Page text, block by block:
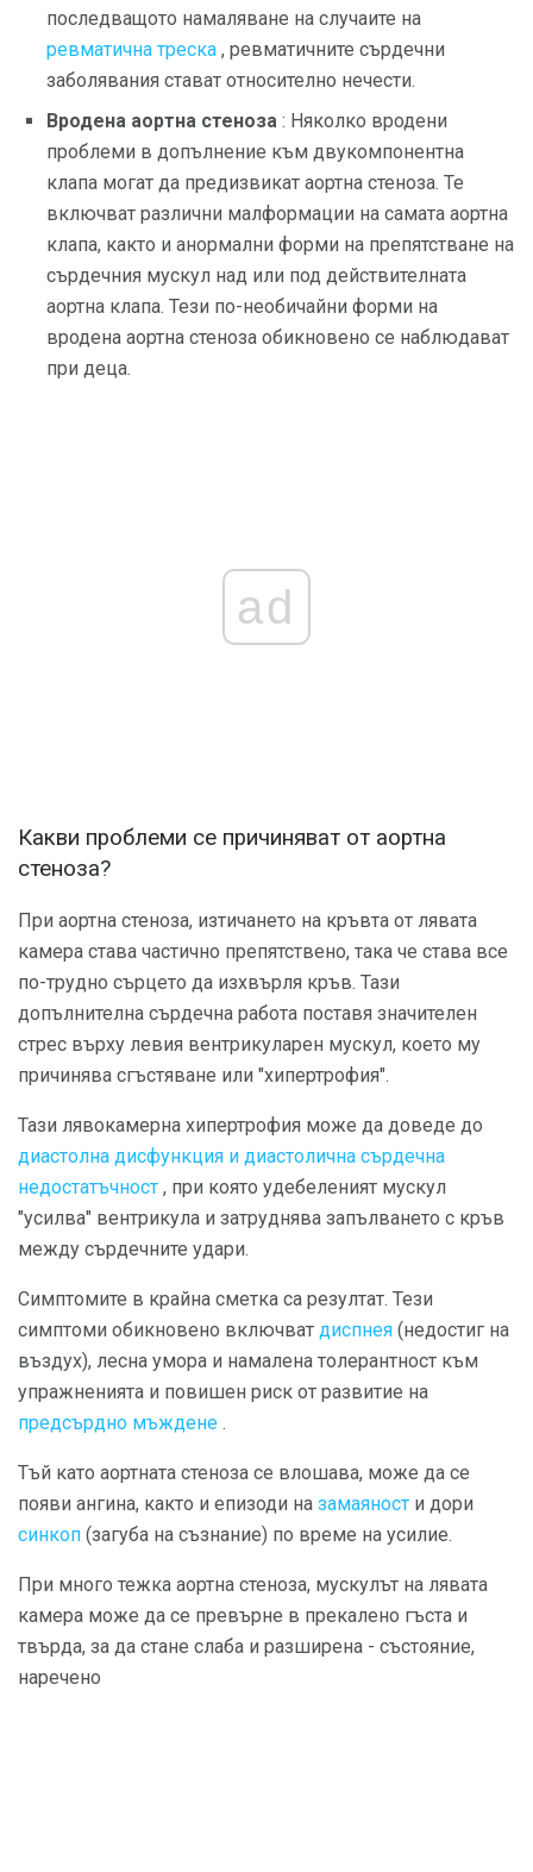
последващото намаляване на случаите на
ревматична треска , ревматичните сърдечни
заболявания стават относително нечести.
Вродена аортна стеноза : Няколко вродени
проблеми в допълнение към двукомпонентна
клапа могат да предизвикат аортна стеноза. Те
включват различни малформации на самата аортна
клапа, както и анормални форми на препятстване на
сърдечния мускул над или под действителната
аортна клапа. Тези по-необичайни форми на
вродена аортна стеноза обикновено се наблюдават
при деца.
ad
Какви проблеми се причиняват от аортна
стеноза?
При аортна стеноза, изтичането на кръвта от лявата
камера става частично препятствено, така че става все
по-трудно сърцето да изхвърля кръв. Тази
допълнителна сърдечна работа поставя значителен
стрес върху левия вентрикуларен мускул, което му
причинява сгъстяване или "хипертрофия".
Тази лявокамерна хипертрофия може да доведе до
диастолна дисфункция и диастолична сърдечна
недостатъчност , при която удебеленият мускул
"усилва" вентрикула и затруднява запълването с кръв
между сърдечните удари.
Симптомите в крайна сметка са резултат. Тези
симптоми обикновено включват диспнея (недостиг на
въздух), лесна умора и намалена толерантност към
упражненията и повишен риск от развитие на
предсърдно мъждене .
Тъй като аортната стеноза се влошава, може да се
появи ангина, както и епизоди на замаяност и дори
синкоп (загуба на съзнание) по време на усилие.
При много тежка аортна стеноза, мускулът на лявата
камера може да се превърне в прекалено гъста и
твърда, за да стане слаба и разширена - състояние,
наречено